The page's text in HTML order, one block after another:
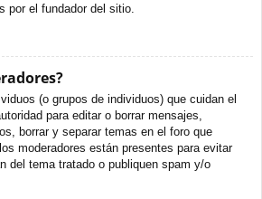
por el fundador del sitio.
(o grupos de individuos) que cuidan el
para editar o borrar mensajes,
borrar y separar temas en el foro que
moderadores están presentes para evitar
del tema tratado o publiquen spam y/o